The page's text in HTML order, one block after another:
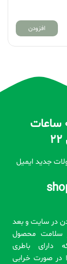
افزودن
09126527173 - 09100557173 ساعات
جدید ایمیل
در سایت و بعد
سلامت محصول
دارای باطری
کالا در صورت خرابی